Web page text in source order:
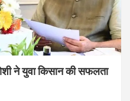
ने युवा किसान की सफलता